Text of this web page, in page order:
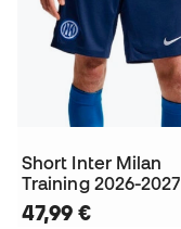
Short Inter Milan
Training 2026-2027
47,99 €